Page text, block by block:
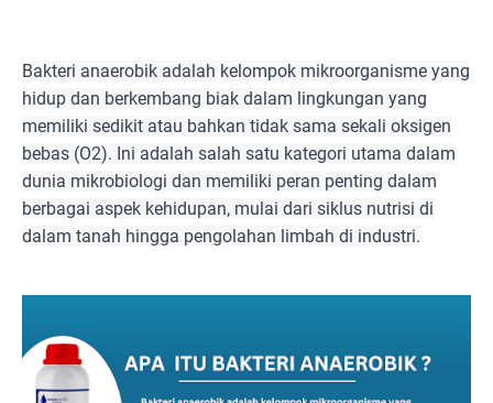
Bakteri anaerobik adalah kelompok mikroorganisme yang
hidup dan berkembang biak dalam lingkungan yang
memiliki sedikit atau bahkan tidak sama sekali oksigen
bebas (O2). Ini adalah salah satu kategori utama dalam
dunia mikrobiologi dan memiliki peran penting dalam
berbagai aspek kehidupan, mulai dari siklus nutrisi di
dalam tanah hingga pengolahan limbah di industri.